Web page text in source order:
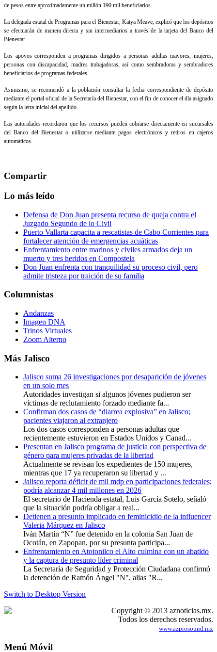
de pesos entre aproximadamente un millón 190 mil beneficiarios.
La delegada estatal de Programas para el Bienestar, Katya Meave, explicó que los depósitos
se efectuarán de manera directa y sin intermediarios a través de la tarjeta del Banco del
Bienestar.
Los apoyos corresponden a programas dirigidos a personas adultas mayores, mujeres,
personas con discapacidad, madres trabajadoras, así como sembradoras y sembradores
beneficiarios de programas federales.
Asimismo, se recomendó a la población consultar la fecha correspondiente de depósito
mediante el portal oficial de la Secretaría del Bienestar, con el fin de conocer el día asignado
según la letra inicial del apellido.
Las autoridades recordaron que los recursos pueden cobrarse directamente en sucursales
del Banco del Bienestar o utilizarse mediante pagos electrónicos y retiros en cajeros
automáticos.
Compartir
Lo más leído
Defensa de Don Juan presenta recurso de queja contra el
Juzgado Segundo de lo Civil
Puerto Vallarta capacita a rescatistas de Cabo Corrientes para
fortalecer atención de emergencias acuáticas
Enfrentamiento entre marinos y civiles armados deja un
muerto y tres heridos en Compostela
Don Juan enfrenta con tranquilidad su proceso civil, pero
admite tristeza por traición de su familia
Columnistas
Andanzas
Imagen DNA
Trinos Virtuales
Zoom Alterno
Más Jalisco
Jalisco suma 26 investigaciones por desaparición de jóvenes
en un solo mes
Autoridades investigan si algunos jóvenes pudieron ser
víctimas de reclutamiento forzado mediante fa...
Confirman dos casos de “diarrea explosiva” en Jalisco;
pacientes viajaron al extranjero
Los dos casos corresponden a personas adultas que
recientemente estuvieron en Estados Unidos y Canad...
Presentan en Jalisco programa de justicia con perspectiva de
género para mujeres privadas de la libertad
Actualmente se revisan los expedientes de 150 mujeres,
mientras que 17 ya recuperaron su libertad y ...
Jalisco reporta déficit de mil mdp en participaciones federales;
podría alcanzar 4 mil millones en 2026
El secretario de Hacienda estatal, Luis García Sotelo, señaló
que la situación podría obligar a real...
Detienen a presunto implicado en feminicidio de la influencer
Valeria Márquez en Jalisco
Iván Martín “N” fue detenido en la colonia San Juan de
Ocotán, en Zapopan, por su presunta participa...
Enfrentamiento en Atotonilco el Alto culmina con un abatido
y la captura de presunto líder criminal
La Secretaría de Seguridad y Protección Ciudadana confirmó
la detención de Ramón Ángel "N", alias "R...
Switch to Desktop Version
Copyright © 2013 aznoticias.mx.
Todos los derechos reservados.
www.azprosound.mx
Menú Móvil